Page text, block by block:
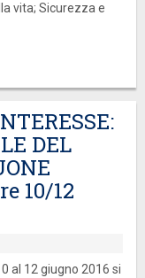
vita; Sicurezza e
DEL
10/12
al 12 giugno 2016 si